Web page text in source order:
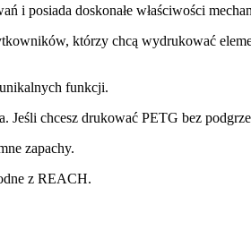
i posiada doskonałe właściwości
którzy chcą wydrukować
funkcji.
Jeśli chcesz drukować PETG bez
zapachy.
z REACH.